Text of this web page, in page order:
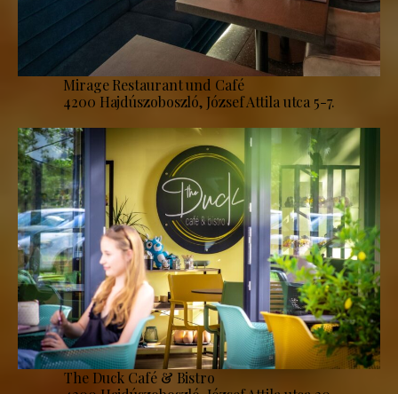
Mirage Restaurant und Café
4200 Hajdúszoboszló, József Attila utca 5-7.
The Duck Café & Bistro